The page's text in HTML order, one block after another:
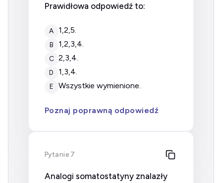
Prawidłowa odpowiedź to:
A 1,2,5.
B 1,2,3,4.
C 2,3,4.
D 1,3,4.
E wszystkie wymienione.
Poznaj poprawną odpowiedź
Pytanie 7
Analogi somatostatyny znalazły